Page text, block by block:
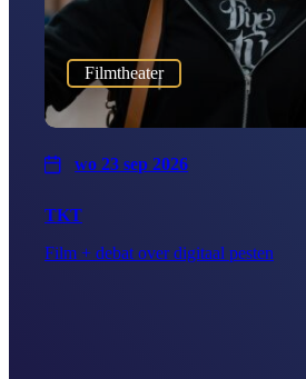
Filmtheater
wo 23 sep 2026
TKT
Film + debat over digitaal pesten